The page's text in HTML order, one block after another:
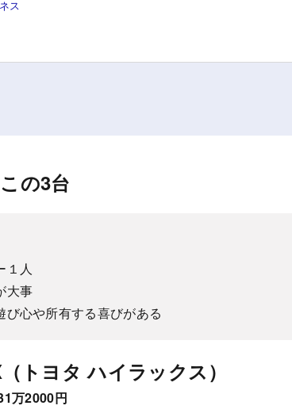
ス
の3台
１人
大事
び心や所有する喜びがある
トヨタ ハイラックス）
万2000円